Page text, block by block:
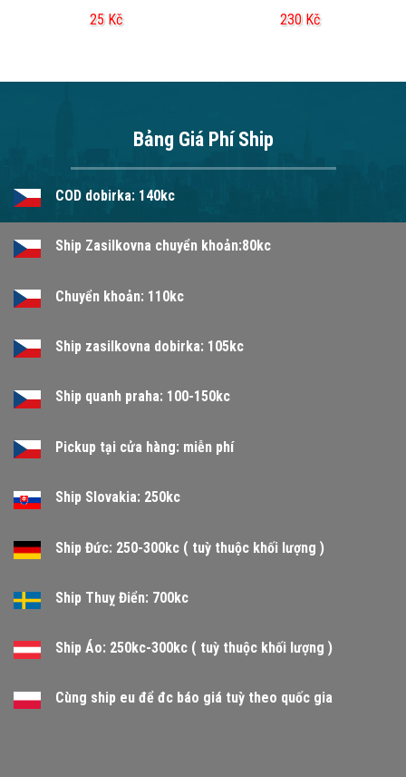
25 Kč 230 Kč
Bảng Giá Phí Ship
COD dobirka: 140kc
Ship Zasilkovna chuyển khoản:80kc
Chuyển khoản: 110kc
Ship zasilkovna dobirka: 105kc
Ship quanh praha: 100-150kc
Pickup tại cửa hàng: miễn phí
Ship Slovakia: 250kc
Ship Đức: 250-300kc ( tuỳ thuộc khối lượng )
Ship Thuỵ Điển: 700kc
Ship Áo: 250kc-300kc ( tuỳ thuộc khối lượng )
Cùng ship eu để đc báo giá tuỳ theo quốc gia